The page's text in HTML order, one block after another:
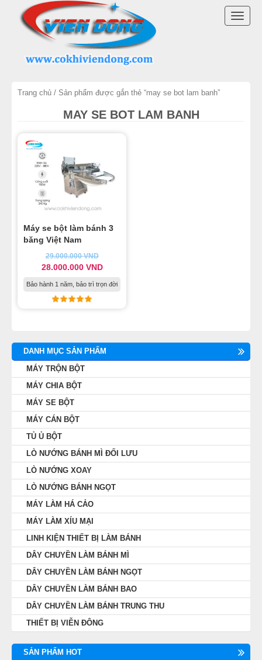
Trang chủ / Sản phẩm được gắn thẻ “may se bot lam banh”
MAY SE BOT LAM BANH
Máy se bột làm bánh 3
băng Việt Nam
29.000.000VND
28.000.000 VND
Bảo hành 1 năm, bảo trì trọn đời
DANH MỤC SẢN PHẨM
MÁY TRỘN BỘT
MÁY CHIA BỘT
MÁY SE BỘT
MÁY CÁN BỘT
TỦ Ủ BỘT
LÒ NƯỚNG BÁNH MÌ ĐỐI LƯU
LÒ NƯỚNG XOAY
LÒ NƯỚNG BÁNH NGỌT
MÁY LÀM HÁ CẢO
MÁY LÀM XÍU MẠI
LINH KIỆN THIẾT BỊ LÀM BÁNH
DÂY CHUYỀN LÀM BÁNH MÌ
DÂY CHUYỀN LÀM BÁNH NGỌT
DÂY CHUYỀN LÀM BÁNH BAO
DÂY CHUYỀN LÀM BÁNH TRUNG THU
THIẾT BỊ VIỄN ĐÔNG
SẢN PHẨM HOT
DANH MỤC SẢN PHẨM
MÁY TRỘN BỘT
MÁY SE BỘT
TỦ Ủ BỘT
LÒ NƯỚNG BÁNH MÌ ĐỐI LƯU
LÒ NƯỚNG BÁNH NGỌT
DÂY CHUYỀN LÀM BÁNH MÌ
DÂY CHUYỀN LÀM BÁNH NGỌT
DÂY CHUYỀN LÀM BÁNH BAO
DÂY CHUYỀN LÀM BÁNH TRUNG THU
THIẾT BỊ VIỄN ĐÔNG